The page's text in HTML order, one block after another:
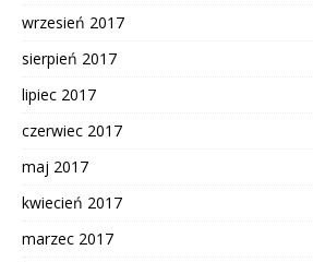
wrzesień 2017
sierpień 2017
lipiec 2017
czerwiec 2017
maj 2017
kwiecień 2017
marzec 2017